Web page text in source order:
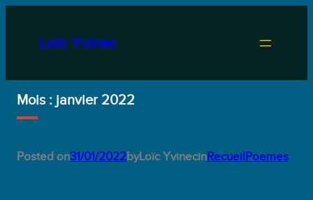
Loïc Yvinec
Mois : janvier 2022
Posted on31/01/2022byLoïc YvinecinRecueilPoemes